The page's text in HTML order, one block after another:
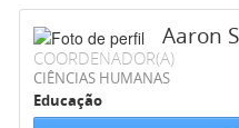
Aaron
COORDENADOR(A)
CIÊNCIAS HUMANAS
Educação